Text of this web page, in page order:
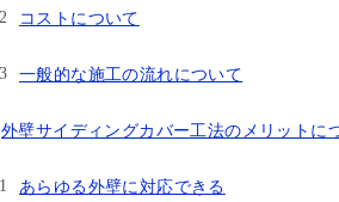
コストについて
一般的な施工の流れについて
外壁サイディングカバー工法のメリットに
あらゆる外壁に対応できる